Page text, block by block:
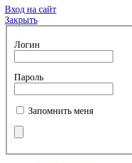
Вход на сайт
Закрыть
Логин
Пароль
Запомнить меня